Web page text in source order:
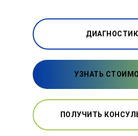
УЗНАТЬ
ПОЛУЧИТЬ